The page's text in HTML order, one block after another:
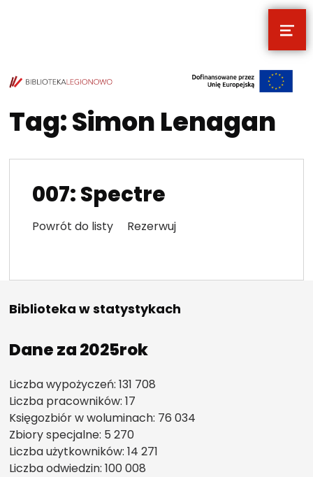
POCZYTALNIA – NOWE MIEJSCE NA
TWOJE NOWE MIEJSCE NA TWOJE KULTURALNE EKSPLORACJE
Tag:Simon Lenagan
007: Spectre
Powrót do listy Rezerwuj
Biblioteka w statystykach
Dane za 2025rok
Liczba wypożyczeń: 131 708
Liczba pracowników: 17
Księgozbiór w woluminach: 76 034
Zbiory specjalne: 5 270
Liczba użytkowników: 14 271
Liczba odwiedzin: 100 008